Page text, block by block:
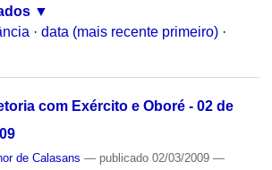
· data (mais recente primeiro) ·
com Exército e Oboré - 02 de
de Calasans — publicado02/03/2009 —